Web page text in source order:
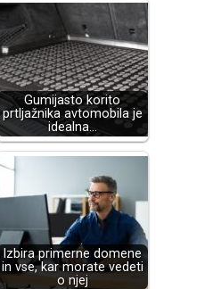
Gumijasto korito
prtljažnika avtomobila je
idealna…
Izbira primerne domene
in vse, kar morate vedeti
o njej